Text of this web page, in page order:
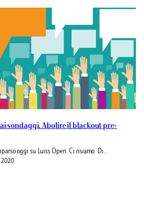
sondaggi. Abolire il blackout pre-
oggi su Luiss Open. Ci risiamo. Di…
2020